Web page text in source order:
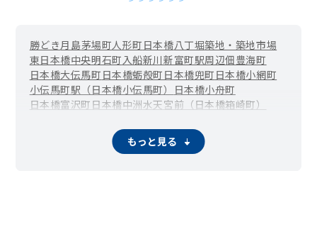
勝どき月島茅場町人形町 日本橋八丁堀築地・築地市場
東日本橋中央明石町 入船新川新富町駅周辺佃豊海町
日本橋大伝馬町 日本橋蛎殻町 日本橋兜町 日本橋小網町
小伝馬町駅（日本橋小伝馬町）
日本橋小舟町
日本橋富沢町 日本橋中洲水天宮前（日本橋箱崎町）
日本橋堀留町日本橋本石町
三越前・新日本橋（日本橋室町）
もっと見る